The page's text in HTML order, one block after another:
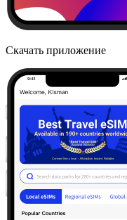
Скачать приложение